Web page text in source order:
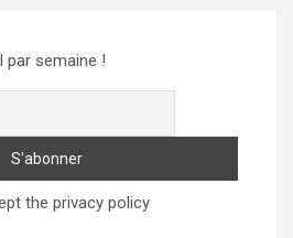
par semaine !
the privacy policy